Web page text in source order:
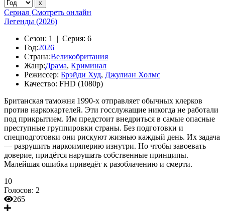
Сериал Смотреть онлайн
Легенды (2026)
Сезон: 1 | Серия: 6
Год:2026
Страна:Великобритания
Жанр:Драма, Криминал
Режиссер: Брэйди Худ, Джулиан Холмс
Качество: FHD (1080p)
Британская таможня 1990-х отправляет обычных клерков
против наркокартелей. Эти госслужащие никогда не работали
под прикрытием. Им предстоит внедриться в самые опасные
преступные группировки страны. Без подготовки и
спецподготовки они рискуют жизнью каждый день. Их задача
— разрушить наркоимперию изнутри. Но чтобы завоевать
доверие, придётся нарушать собственные принципы.
Малейшая ошибка приведёт к разоблачению и смерти.
10
Голосов: 2
265